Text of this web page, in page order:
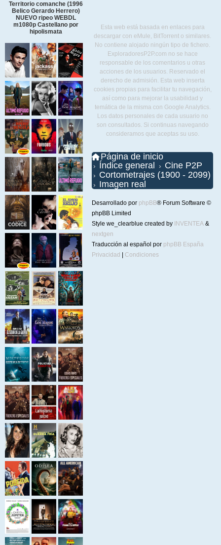
Territorio comanche (1996
Belico Gerardo Herrero)
NUEVO ripeo WEBDL
m1080p Castellano por
hipolismata
Esta web está basada en enlaces para
descargar con eMule, BitTorrent o similares.
No contiene alojado ningún tipo de fichero.
ExploradoresP2P.com no se hace
responsable de los comentarios u otras
acciones de los usuarios. Reservado el
derecho de admisión. Esta web inserta
cookies propias para facilitar tu navegación,
así como para mejorar la usabilidad y
temática de la misma con Google Analytics.
Los datos personales de cada usuario no
son consultados. Si continuas navegando
consideramos que aceptas su uso.
Página de inicio
Índice general
Cine P2P
Cortometrajes (1900 - 2099)
Imagen real
Desarrollado por phpBB® Forum Software ©
phpBB Limited
Style we_clearblue created by INVENTEA &
nextgen
Traducción al español por phpBB España
Privacidad
Condiciones